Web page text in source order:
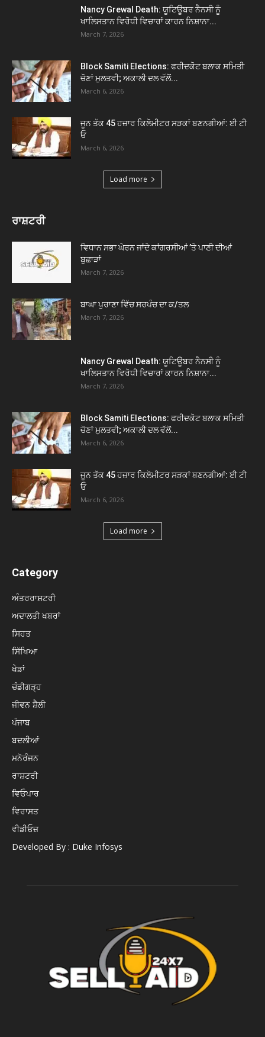
Nancy Grewal Death: ਯੂਟਿਊਬਰ ਨੈਨਸੀ ਨੂੰ
ਖਾਲਿਸਤਾਨ ਵਿਰੋਧੀ ਵਿਚਾਰਾਂ ਕਾਰਨ ਨਿਸ਼ਾਨਾ...
March 7, 2026
Block Samiti Elections: ਫਰੀਦਕੋਟ ਬਲਾਕ ਸਮਿਤੀ
ਚੋਣਾਂ ਮੁਲਤਵੀ; ਅਕਾਲੀ ਦਲ ਵੱਲੋਂ...
March 6, 2026
ਜੂਨ ਤੱਕ 45 ਹਜ਼ਾਰ ਕਿਲੋਮੀਟਰ ਸੜਕਾਂ ਬਣਨਗੀਆਂ: ਈ ਟੀ
ਓ
March 6, 2026
Load more
ਰਾਸ਼ਟਰੀ
ਵਿਧਾਨ ਸਭਾ ਘੇਰਨ ਜਾਂਦੇ ਕਾਂਗਰਸੀਆਂ ’ਤੇ ਪਾਣੀ ਦੀਆਂ
ਬੁਛਾੜਾਂ
March 7, 2026
ਬਾਘਾ ਪੁਰਾਣਾ ਵਿੱਚ ਸਰਪੰਚ ਦਾ ਕ/ਤਲ
March 7, 2026
Nancy Grewal Death: ਯੂਟਿਊਬਰ ਨੈਨਸੀ ਨੂੰ
ਖਾਲਿਸਤਾਨ ਵਿਰੋਧੀ ਵਿਚਾਰਾਂ ਕਾਰਨ ਨਿਸ਼ਾਨਾ...
March 7, 2026
Block Samiti Elections: ਫਰੀਦਕੋਟ ਬਲਾਕ ਸਮਿਤੀ
ਚੋਣਾਂ ਮੁਲਤਵੀ; ਅਕਾਲੀ ਦਲ ਵੱਲੋਂ...
March 6, 2026
ਜੂਨ ਤੱਕ 45 ਹਜ਼ਾਰ ਕਿਲੋਮੀਟਰ ਸੜਕਾਂ ਬਣਨਗੀਆਂ: ਈ ਟੀ
ਓ
March 6, 2026
Load more
Category
ਅੰਤਰਰਾਸ਼ਟਰੀ
ਅਦਾਲਤੀ ਖਬਰਾਂ
ਸਿਹਤ
ਸਿੱਖਿਆ
ਖੇਡਾਂ
ਚੰਡੀਗੜ੍ਹ
ਜੀਵਨ ਸ਼ੈਲੀ
ਪੰਜਾਬ
ਬਦਲੀਆਂ
ਮਨੋਰੰਜਨ
ਰਾਸ਼ਟਰੀ
ਵਿਓਪਾਰ
ਵਿਰਾਸਤ
ਵੀਡੀਓਜ਼
Developed By : Duke Infosys